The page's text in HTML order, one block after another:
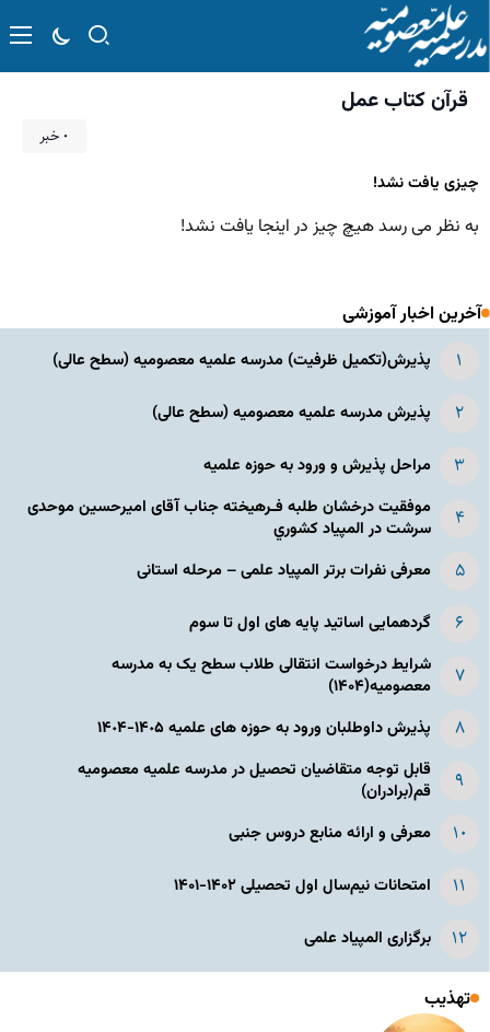
قرآن کتاب عمل
۰ خبر
چیزی یافت نشد!
به نظر می رسد هیچ چیز در اینجا یافت نشد!
آخرین اخبار آموزشی
پذیرش(تکمیل ظرفیت) مدرسه علمیه معصومیه‌ (سطح عالی)
پذیرش مدرسه علمیه معصومیه‌ (سطح عالی)
مراحل پذیرش و ورود به حوزه علمیه
موفقیت درخشان طلبه فـرهیخته جناب آقای امیرحسین موحدی
سرشت در المپياد كشوري
معرفی نفرات برتر المپیاد علمی – مرحله استانی
گردهمایی اساتید پایه های اول تا سوم
شرایط درخواست انتقالی طلاب سطح یک به مدرسه
معصومیه(۱۴۰۴)
پذیرش داوطلبان ورود به حوزه های علمیه ١۴٠۵-١۴٠۴
قابل توجه متقاضیان تحصیل در مدرسه علمیه معصومیه
قم(برادران)
معرفی و ارائه منابع دروس جنبی
امتحانات نیم‌سال اول تحصیلی ۱۴۰۲-۱۴۰۱
برگزاری المپیاد علمی
تهذیب